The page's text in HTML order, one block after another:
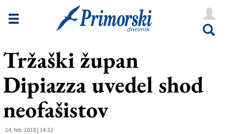
Novice
Goriška
Kultura
Šport
Še
Tržaški župan
Dipiazza uvedel shod
neofašistov
24. feb. 2018 | 14:32